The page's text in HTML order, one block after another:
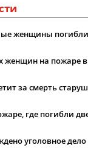
женщины
женщин на пожаре
за смерть
где погибли
уголовное